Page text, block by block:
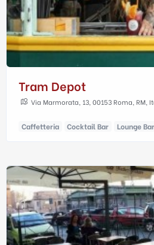
Tram Depot
Via Marmorata, 13, 00153 Roma, RM,
Caffetteria Cocktail Bar Lounge Bar